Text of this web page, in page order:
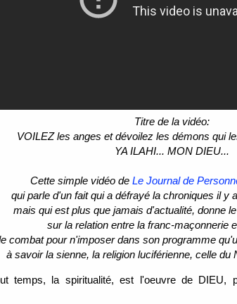
Titre de la vidéo:
VOILEZ les anges et dévoilez les démons qui
YA ILAHI... MON DIEU...
Cette simple vidéo de Le Journal de
qui parle d'un fait qui a défrayé la chroniques il y
mais qui est plus que jamais d'actualité, donne
sur la relation entre la franc-maçonnerie
combat pour n'imposer dans son programme
à savoir la sienne, la religion luciférienne, celle du
temps, la spiritualité, est l'oeuvre de DIEU,